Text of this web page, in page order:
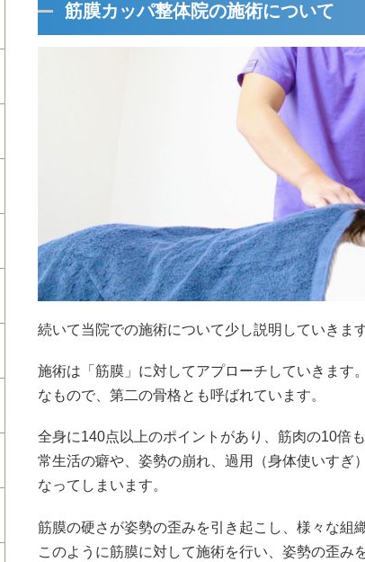
筋膜カッパ整体院の施術について
続いて当院での施術について少し説明していきます
施術は「筋膜」に対してアプローチしていきます
なもので、第二の骨格とも呼ばれています。
全身に140点以上のポイントがあり、筋肉の10倍
常生活の癖や、姿勢の崩れ、過用（身体使いすぎ
なってしまいます。
筋膜の硬さが姿勢の歪みを引き起こし、様々な組
このように筋膜に対して施術を行い、姿勢の歪